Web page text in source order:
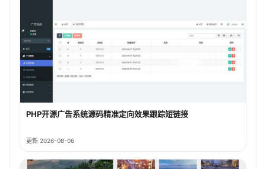
PHP开源广告系统源码精准定向效果跟踪短链接
更新 2026-08-06